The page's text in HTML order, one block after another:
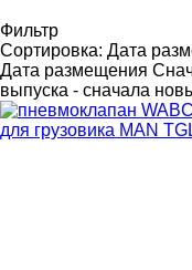
Фильтр
Сортировка: Дата
Дата размещения
выпуска - сначала